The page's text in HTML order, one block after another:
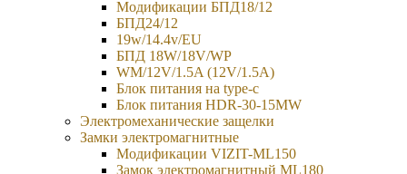
Модификации БПД18/12
БПД24/12
19w/14.4v/EU
БПД 18W/18V/WP
WM/12V/1.5A (12V/1.5A)
Блок питания на type-c
Блок питания HDR-30-15MW
Электромеханические защелки
Замки электромагнитные
Модификации VIZIT-ML150
Замок электромагнитный ML180